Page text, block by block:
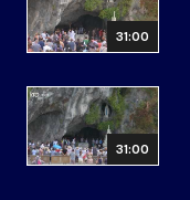
31:00
31:00